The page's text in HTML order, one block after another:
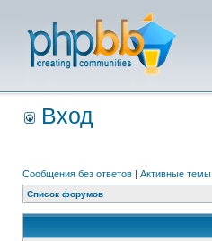
Вход
Сообщения без ответов | Активные темы
Список форумов